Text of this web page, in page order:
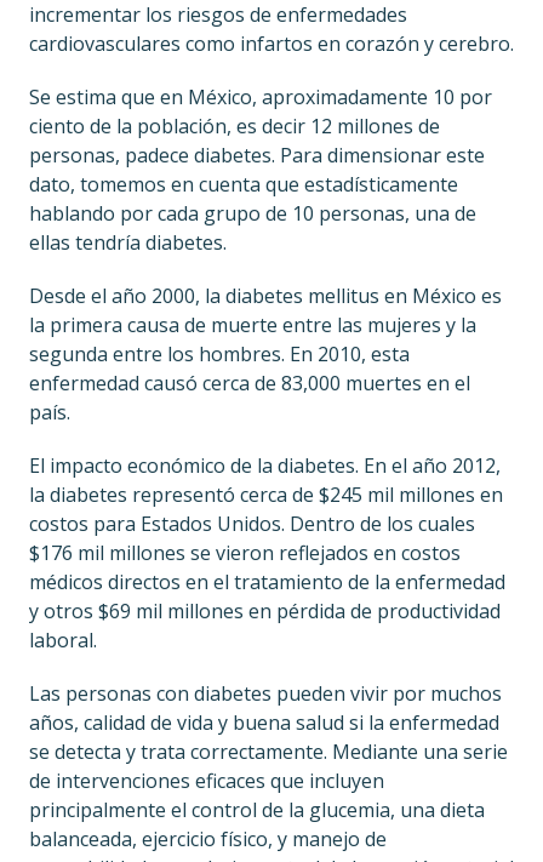
incrementar los riesgos de enfermedades
cardiovasculares como infartos en corazón y cerebro.
Se estima que en México, aproximadamente 10 por
ciento de la población, es decir 12 millones de
personas, padece diabetes. Para dimensionar este
dato, tomemos en cuenta que estadísticamente
hablando por cada grupo de 10 personas, una de
ellas tendría diabetes.
Desde el año 2000, la diabetes mellitus en México es
la primera causa de muerte entre las mujeres y la
segunda entre los hombres. En 2010, esta
enfermedad causó cerca de 83,000 muertes en el
país.
El impacto económico de la diabetes. En el año 2012,
la diabetes representó cerca de $245 mil millones en
costos para Estados Unidos. Dentro de los cuales
$176 mil millones se vieron reflejados en costos
médicos directos en el tratamiento de la enfermedad
y otros $69 mil millones en pérdida de productividad
laboral.
Las personas con diabetes pueden vivir por muchos
años, calidad de vida y buena salud si la enfermedad
se detecta y trata correctamente. Mediante una serie
de intervenciones eficaces que incluyen
principalmente el control de la glucemia, una dieta
balanceada, ejercicio físico, y manejo de